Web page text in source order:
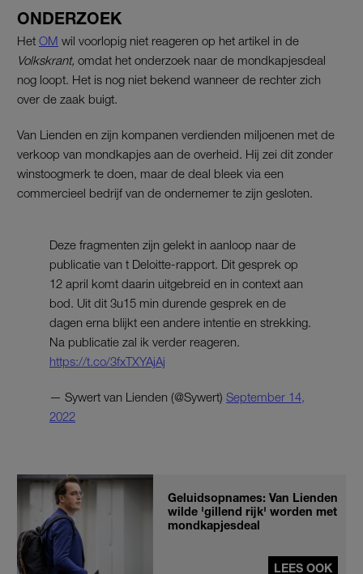
ONDERZOEK
Het OM wil voorlopig niet reageren op het artikel in de
Volkskrant, omdat het onderzoek naar de mondkapjesdeal
nog loopt. Het is nog niet bekend wanneer de rechter zich
over de zaak buigt.
Van Lienden en zijn kompanen verdienden miljoenen met de
verkoop van mondkapjes aan de overheid. Hij zei dit zonder
winstoogmerk te doen, maar de deal bleek via een
commercieel bedrijf van de ondernemer te zijn gesloten.
Deze fragmenten zijn gelekt in aanloop naar de
publicatie van t Deloitte-rapport. Dit gesprek op
12 april komt daarin uitgebreid en in context aan
bod. Uit dit 3u15 min durende gesprek en de
dagen erna blijkt een andere intentie en strekking.
Na publicatie zal ik verder reageren.
https://t.co/3fxTXYAjAj
— Sywert van Lienden (@Sywert) September 14,
2022
Geluidsopnames: Van Lienden
wilde 'gillend rijk' worden met
mondkapjesdeal
LEES OOK